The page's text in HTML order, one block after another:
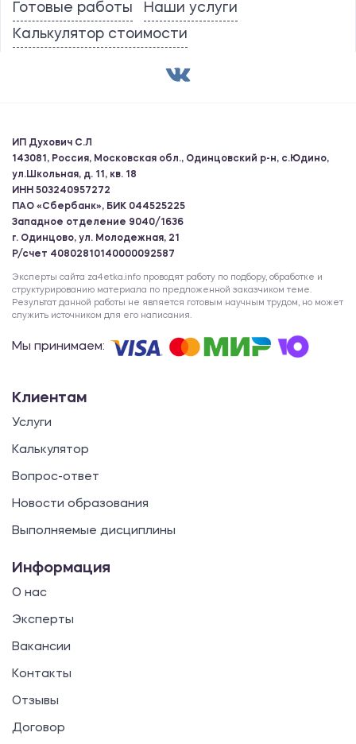
Готовые работы
Наши услуги
Калькулятор стоимости
ИП Духович С.Л
143081, Россия, Московская обл., Одинцовский р-н, с.Юдино,
ул.Школьная, д. 11, кв. 18
ИНН 503240957272
ПАО «Сбербанк», БИК 044525225
Западное отделение 9040/1636
г. Одинцово, ул. Молодежная, 21
Р/счет 40802810140000092587
Эксперты сайта za4etka.info проводят работу по подбору, обработке и
структурированию материала по предложенной заказчиком теме.
Результат данной работы не является готовым научным трудом, но может
служить источником для его написания.
Мы принимаем:
Клиентам
Услуги
Калькулятор
Вопрос-ответ
Новости образования
Выполняемые дисциплины
Информация
О нас
Эксперты
Вакансии
Контакты
Отзывы
Договор